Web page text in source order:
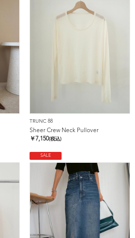
TRUNC 88
Sheer Crew Neck Pullover
￥ 7,150(税込)
SALE